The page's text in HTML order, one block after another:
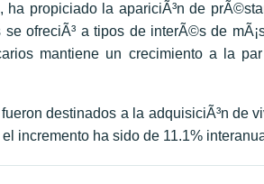
propiciado la apariciÃ³n de
ofreciÃ³ a tipos de interÃ©s de
mantiene un crecimiento a la
destinados a la adquisiciÃ³n de
incremento ha sido de 11.1%